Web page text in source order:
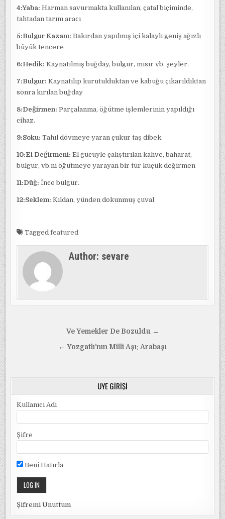
4:Yaba: Harman savurmakta kullanılan, çatal biçiminde,
tahtadan tarım aracı
5:Bulgur Kazanı: Bakırdan yapılmış içi kalaylı geniş ağızlı
büyük tencere
6:Hedik: Kaynatılmış buğday, bulgur, mısır vb. şeyler.
7:Bulgur: Kaynatılıp kurutulduktan ve kabuğu çıkarıldıktan
sonra kırılan buğday
8:Değirmen: Parçalanma, öğütme işlemlerinin yapıldığı
cihaz.
9:Soku: Tahıl dövmeye yaran çukur taş dibek.
10:El Değirmeni: El gücüyle çalıştırılan kahve, baharat,
bulgur, vb.ni öğütmeye yarayan bir tür küçük değirmen
11:Düğ: İnce bulgur.
12:Seklem: Kıldan, yünden dokunmuş çuval
Taggedfeatured
Author: sevare
gezinmesi
Ve Yemekler De Bozuldu →
← Yozgatlı’nın Milli Aşı: Arabaşı
ÜYE GIRIŞI
Kullanıcı Adı
Şifre
Beni Hatırla
Şifremi Unuttum